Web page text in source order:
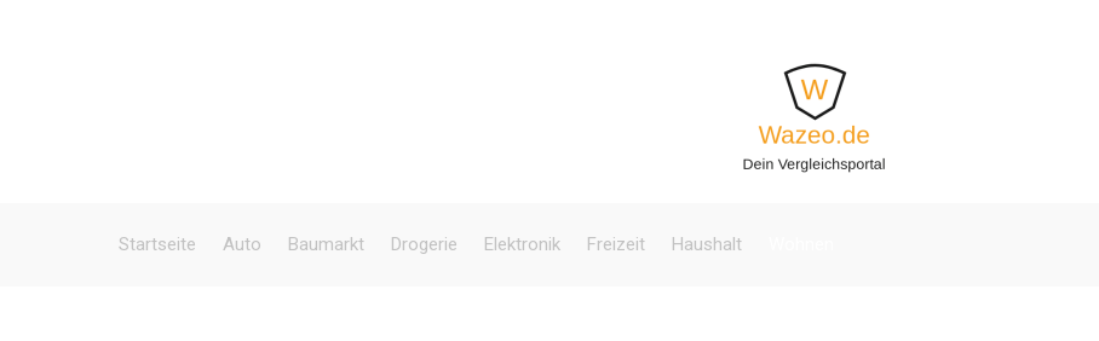
Startseite Auto Baumarkt Drogerie Elektronik Freizeit Haushalt